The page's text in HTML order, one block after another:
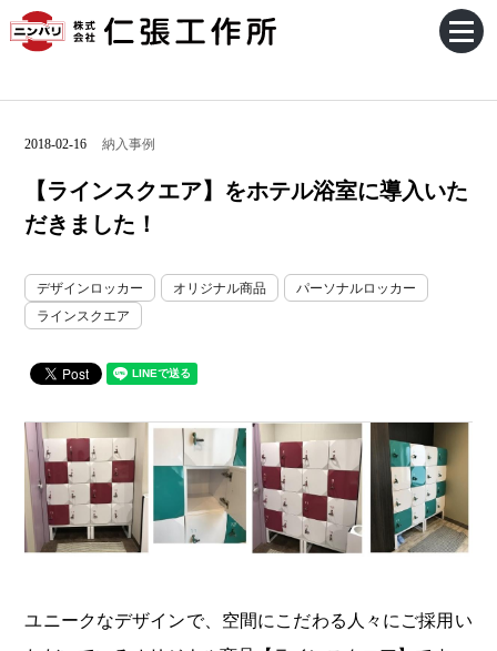
2018-02-16 納入事例
【ラインスクエア】をホテル浴室に導入いた
だきました！
デザインロッカー オリジナル商品
パーソナルロッカー
ラインスクエア
ユニークなデザインで、空間にこだわる人々にご採用い